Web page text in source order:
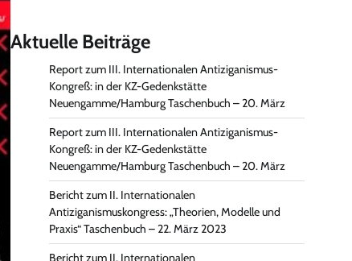
Aktuelle Beiträge
Report zum III. Internationalen Antiziganismus-
Kongreß: in der KZ-Gedenkstätte
Neuengamme/Hamburg Taschenbuch – 20. März
Report zum III. Internationalen Antiziganismus-
Kongreß: in der KZ-Gedenkstätte
Neuengamme/Hamburg Taschenbuch – 20. März
Bericht zum II. Internationalen
Antiziganismuskongress: „Theorien, Modelle und
Praxis“ Taschenbuch – 22. März 2023
Bericht zum II. Internationalen